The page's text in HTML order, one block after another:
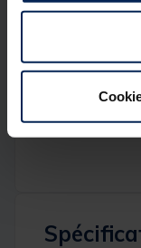
Hameçon
l'appât à
puissance